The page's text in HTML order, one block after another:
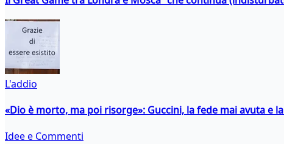
L'addio
«Dio è morto, ma poi risorge»: Guccini, la fede mai avuta e
Idee e Commenti